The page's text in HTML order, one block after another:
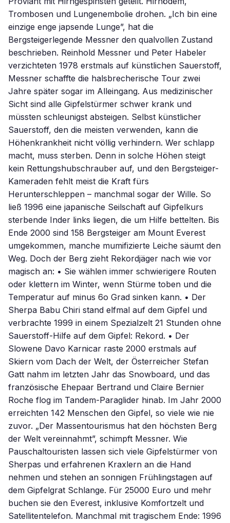
Trombosen und Lungenembolie drohen. „Ich bin eine
einzige enge japsende Lunge”, hat die
Bergsteigerlegende Messner den qualvollen Zustand
beschrieben. Reinhold Messner und Peter Habeler
verzichteten 1978 erstmals auf künstlichen Sauerstoff,
Messner schaffte die halsbrecherische Tour zwei
Jahre später sogar im Alleingang. Aus medizinischer
Sicht sind alle Gipfelstürmer schwer krank und
müssten schleunigst absteigen. Selbst künstlicher
Sauerstoff, den die meisten verwenden, kann die
Höhenkrankheit nicht völlig verhindern. Wer schlapp
macht, muss sterben. Denn in solche Höhen steigt
kein Rettungshubschrauber auf, und den Bergsteiger-
Kameraden fehlt meist die Kraft fürs
Herunterschleppen – manchmal sogar der Wille. So
ließ 1996 eine japanische Seilschaft auf Gipfelkurs
sterbende Inder links liegen, die um Hilfe bettelten. Bis
Ende 2000 sind 158 Bergsteiger am Mount Everest
umgekommen, manche mumifizierte Leiche säumt den
Weg. Doch der Berg zieht Rekordjäger nach wie vor
magisch an: • Sie wählen immer schwierigere Routen
oder klettern im Winter, wenn Stürme toben und die
Temperatur auf minus 6o Grad sinken kann. • Der
Sherpa Babu Chiri stand elfmal auf dem Gipfel und
verbrachte 1999 in einem Spezialzelt 21 Stunden ohne
Sauerstoff-Hilfe auf dem Gipfel: Rekord. • Der
Slowene Davo Karnicar raste 2000 erstmals auf
Skiern vom Dach der Welt, der Österreicher Stefan
Gatt nahm im letzten Jahr das Snowboard, und das
französische Ehepaar Bertrand und Claire Bernier
Roche flog im Tandem-Paraglider hinab. Im Jahr 2000
erreichten 142 Menschen den Gipfel, so viele wie nie
zuvor. „Der Massentourismus hat den höchsten Berg
der Welt vereinnahmt”, schimpft Messner. Wie
Pauschaltouristen lassen sich viele Gipfelstürmer von
Sherpas und erfahrenen Kraxlern an die Hand
nehmen und stehen an sonnigen Frühlingstagen auf
dem Gipfelgrat Schlange. Für 25000 Euro und mehr
buchen sie den Everest, inklusive Komfortzelt und
Satellitentelefon. Manchmal mit tragischem Ende: 1996